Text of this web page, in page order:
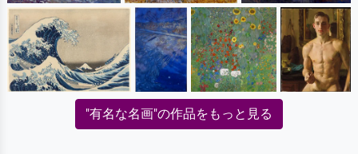
"有名な名画"の作品をもっと見る